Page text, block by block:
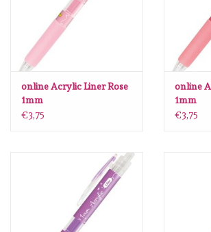
Uniquely Creative
Juffrouw Muis
Memorybox
online Acrylic Liner Rose
1mm
€3,75
online
1mm
€3,75